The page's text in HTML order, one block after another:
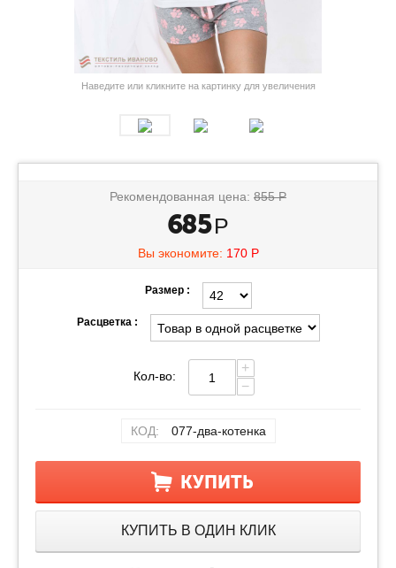
Наведите или кликните на картинку для увеличения
Рекомендованная цена: 855 Р
685 Р
Вы экономите: 170 Р
Размер :
Расцветка :
Кол-во:
+
−
КОД: 077-два-котенка
КУПИТЬ
КУПИТЬ В ОДИН КЛИК